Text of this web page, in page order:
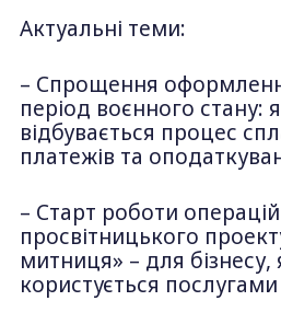
Актуальні теми:
– Спрощення
період воєнного стану:
відбувається процес
платежів та
– Старт роботи
просвітницького
митниця» – для бізнесу,
користується